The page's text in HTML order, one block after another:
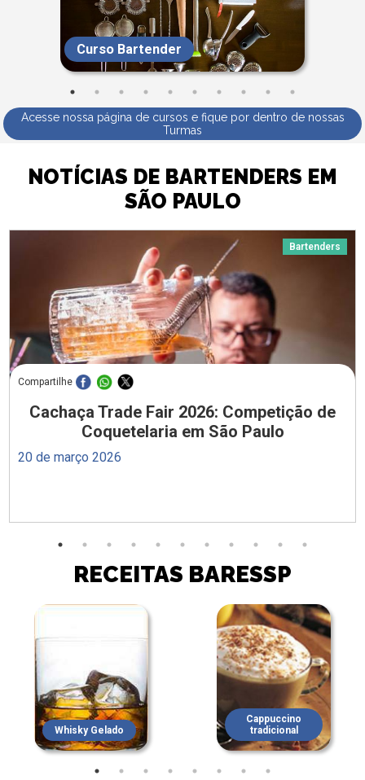
Curso Bartender
Acesse nossa página de cursos e fique por dentro de nossas
Turmas
NOTÍCIAS DE BARTENDERS EM
SÃO PAULO
Bartenders
Compartilhe
Cachaça Trade Fair 2026: Competição de
Coquetelaria em São Paulo
20 de março 2026
RECEITAS BARESSP
Whisky Gelado
Cappuccino
tradicional